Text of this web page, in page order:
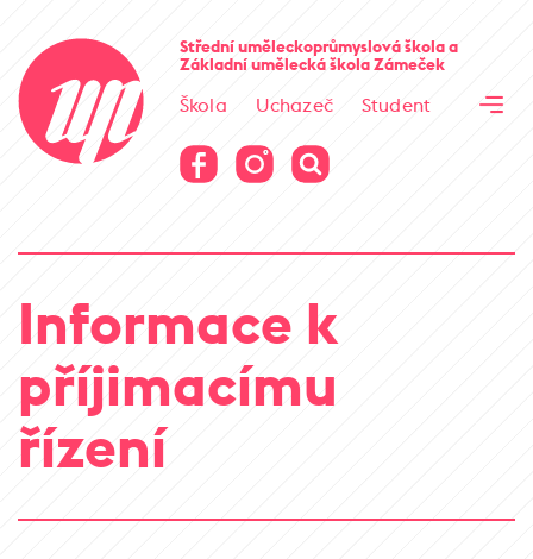
Střední uměleckoprůmyslová školaa
Základní umělecká školaZámeček
Škola Uchazeč
Student
Virtuální prohlídka
Virtuální prohlídka
Informace k
příjimacímu
řízení